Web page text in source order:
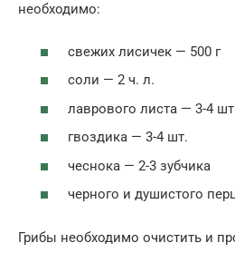
необходимо:
свежих лисичек — 500 г
соли — 2 ч. л.
лаврового листа — 3-4
гвоздика — 3-4 шт.
чеснока — 2-3 зубчика
черного и душистого
Грибы необходимо очистить и